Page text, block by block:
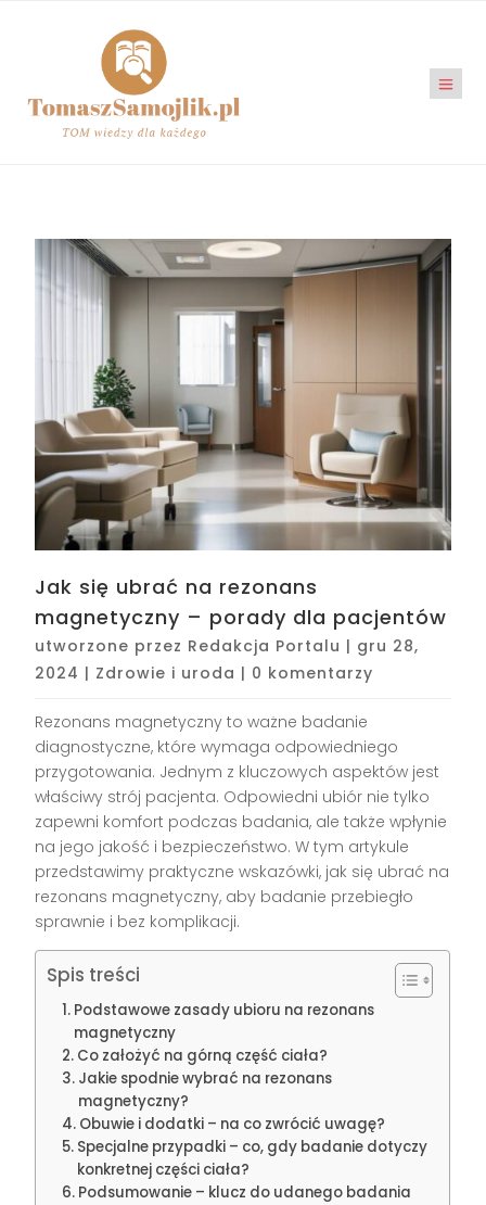
Jak się ubrać na rezonans
magnetyczny – porady dla pacjentów
utworzone przez Redakcja Portalu | gru 28,
2024 | Zdrowie i uroda | 0 komentarzy
Rezonans magnetyczny to ważne badanie
diagnostyczne, które wymaga odpowiedniego
przygotowania. Jednym z kluczowych aspektów jest
właściwy strój pacjenta. Odpowiedni ubiór nie tylko
zapewni komfort podczas badania, ale także wpłynie
na jego jakość i bezpieczeństwo. W tym artykule
przedstawimy praktyczne wskazówki, jak się ubrać na
rezonans magnetyczny, aby badanie przebiegło
sprawnie i bez komplikacji.
Spis treści
Podstawowe zasady ubioru na rezonans
magnetyczny
Co założyć na górną część ciała?
Jakie spodnie wybrać na rezonans
magnetyczny?
Obuwie i dodatki – na co zwrócić uwagę?
Specjalne przypadki – co, gdy badanie dotyczy
konkretnej części ciała?
Podsumowanie – klucz do udanego badania